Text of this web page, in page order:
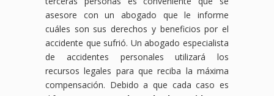
Contáctanos
hoy
mismo
para
una
gratuita
y
hoy
mismo
para
una
gratuita
y
deja
consulta
gratuita
y
deja
que
ayudemos
a
recibas
el
apoyo
financiero
que
mereces,
beneficio
posible.
Contáctanos
hoy
una
consulta
gratuita
que
tus
derechos
como
trabajador
protegidos
en
asesore con un abogado que le informe
cuáles son sus derechos y beneficios por el
accidente que sufrió. Un abogado especialista
de accidentes personales utilizará los
recursos legales para que reciba la máxima
compensación. Debido a que cada caso es